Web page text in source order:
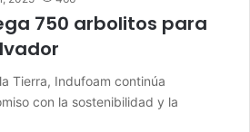
750 arbolitos para
Tierra, Indufoam continúa
con la sostenibilidad y la